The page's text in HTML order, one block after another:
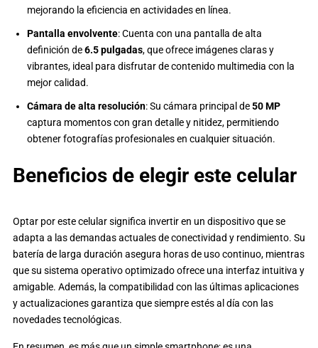
mejorando la eficiencia en actividades en línea.
Pantalla envolvente: Cuenta con una pantalla de alta
definición de6.5 pulgadas, que ofrece imágenes claras y
vibrantes, ideal para disfrutar de contenido multimedia con la
mejor calidad.
Cámara de alta resolución: Su cámara principal de50 MP
captura momentos con gran detalle y nitidez, permitiendo
obtener fotografías profesionales en cualquier situación.
Beneficios de elegir este celular
Optar por este celular significa invertir en un dispositivo que se
adapta a las demandas actuales de conectividad y rendimiento. Su
batería de larga duración asegura horas de uso continuo, mientras
que su sistema operativo optimizado ofrece una interfaz intuitiva y
amigable. Además, la compatibilidad con las últimas aplicaciones
y actualizaciones garantiza que siempre estés al día con las
novedades tecnológicas.